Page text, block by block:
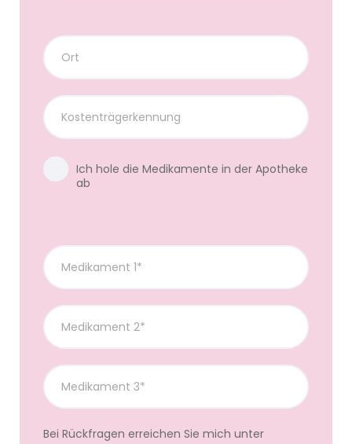
Ich hole die Medikamente in der Apotheke
ab
Bei Rückfragen erreichen Sie mich unter